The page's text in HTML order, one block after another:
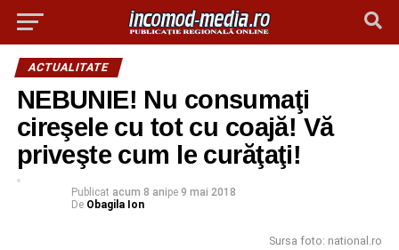
ACTUALITATE
NEBUNIE! Nu consumaţi
cireşele cu tot cu coajă! Vă
priveşte cum le curăţaţi!
Publicat acum 8 anipe 9 mai 2018
De Obagila Ion
Sursa foto: national.ro